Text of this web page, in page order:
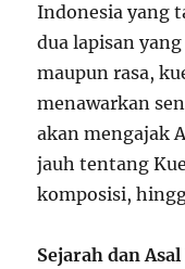
Indonesia yang
dua lapisan
maupun rasa,
menawarkan
akan mengajak
jauh tentang
komposisi,
Sejarah dan